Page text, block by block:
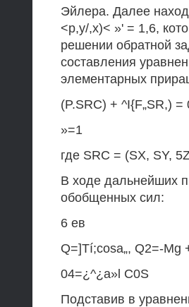
Эйлера. Далее
<p,у/,х)< »' = 1,6,
решении обратной
составления
элементарных
(P.SRC) + ^I{F„SR,) =
»=1
где SRC = (SX, SY,
В ходе дальнейших
обобщенных сил:
6 ев
Q=]Tí;cosa„, Q2=-Mg
04=¿^¿a»l C0S
Подставив в